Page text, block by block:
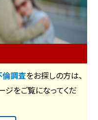
倫調査をお探しの方は、
ジをご覧になってくだ